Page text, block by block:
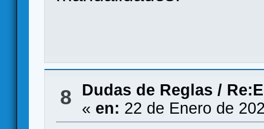
8 Dudas de Reglas /
« en: 22 de Enero de